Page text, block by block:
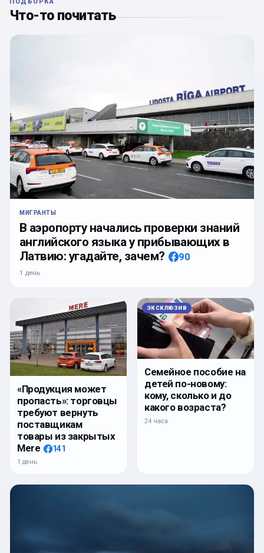
Что-то почитать
МИГРАНТЫ
В аэропорту начались проверки знаний
английского языка у прибывающих в
Латвию: угадайте, зачем?
90
1 день
«Продукция может
пропасть»: торговцы
требуют вернуть
поставщикам
товары из закрытых
Mere
141
1 день
ЭКСКЛЮЗИВ
Семейное пособие на
детей по-новому:
кому, сколько и до
какого возраста?
24 часа